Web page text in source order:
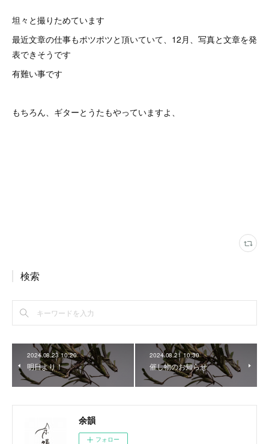
坦々と撮りためています
最近文章の仕事もポツポツと頂いていて、12月、写真と文章を発
表できそうです
有難い事です
もちろん、ギターとうたもやっていますよ、
検索
2024.08.23 10:20
明日より！
2024.08.21 10:30
催し物のお知らせ
余韻
フォロー